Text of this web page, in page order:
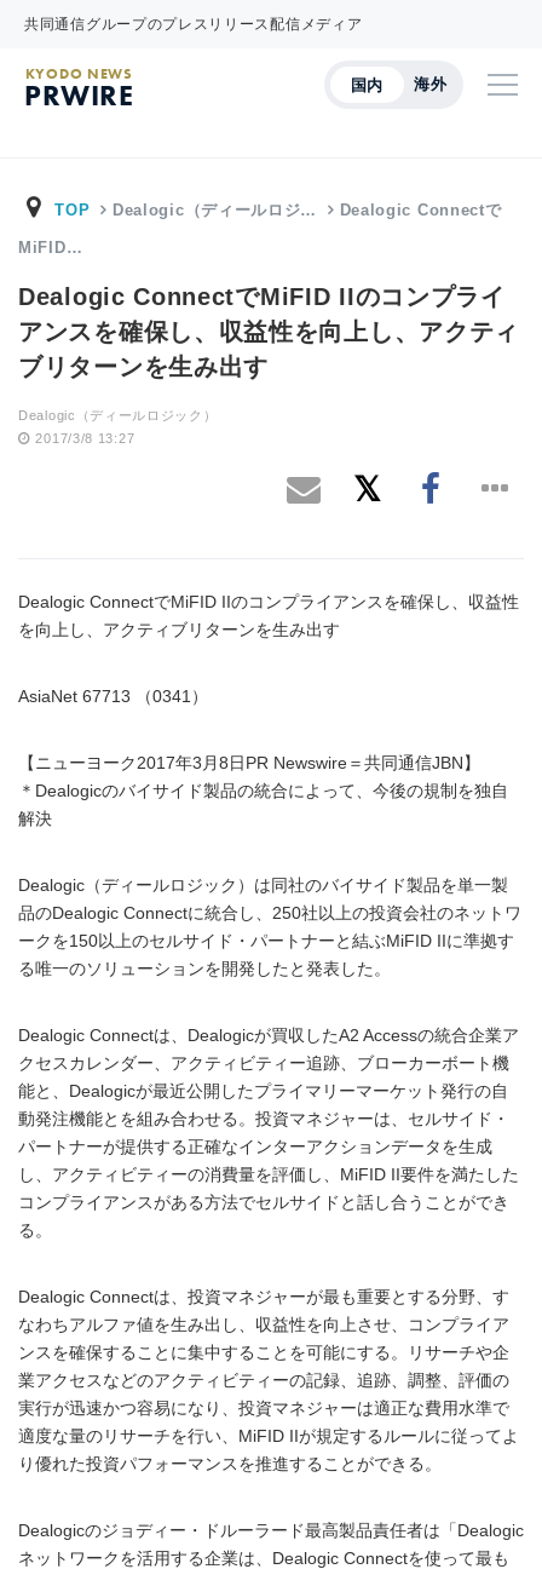
共同通信グループのプレスリリース配信メディア
国内 海外
KYODO NEWS
PRWIRE
TOP Dealogic（ディールロジ… Dealogic Connectで
MiFID…
Dealogic ConnectでMiFID IIのコンプライ
アンスを確保し、収益性を向上し、アクティ
ブリターンを生み出す
Dealogic（ディールロジック）
2017/3/8 13:27
Dealogic ConnectでMiFID IIのコンプライアンスを確保し、収益性
を向上し、アクティブリターンを生み出す
AsiaNet 67713 （0341）
【ニューヨーク2017年3月8日PR Newswire＝共同通信JBN】
＊Dealogicのバイサイド製品の統合によって、今後の規制を独自
解決
Dealogic（ディールロジック）は同社のバイサイド製品を単一製
品のDealogic Connectに統合し、250社以上の投資会社のネットワ
ークを150以上のセルサイド・パートナーと結ぶMiFID IIに準拠す
る唯一のソリューションを開発したと発表した。
Dealogic Connectは、Dealogicが買収したA2 Accessの統合企業ア
クセスカレンダー、アクティビティー追跡、ブローカーボート機
能と、Dealogicが最近公開したプライマリーマーケット発行の自
動発注機能とを組み合わせる。投資マネジャーは、セルサイド・
パートナーが提供する正確なインターアクションデータを生成
し、アクティビティーの消費量を評価し、MiFID II要件を満たした
コンプライアンスがある方法でセルサイドと話し合うことができ
る。
Dealogic Connectは、投資マネジャーが最も重要とする分野、す
なわちアルファ値を生み出し、収益性を向上させ、コンプライア
ンスを確保することに集中することを可能にする。リサーチや企
業アクセスなどのアクティビティーの記録、追跡、調整、評価の
実行が迅速かつ容易になり、投資マネジャーは適正な費用水準で
適度な量のリサーチを行い、MiFID IIが規定するルールに従ってよ
り優れた投資パフォーマンスを推進することができる。
Dealogicのジョディー・ドルーラード最高製品責任者は「Dealogic
ネットワークを活用する企業は、Dealogic Connectを使って最も